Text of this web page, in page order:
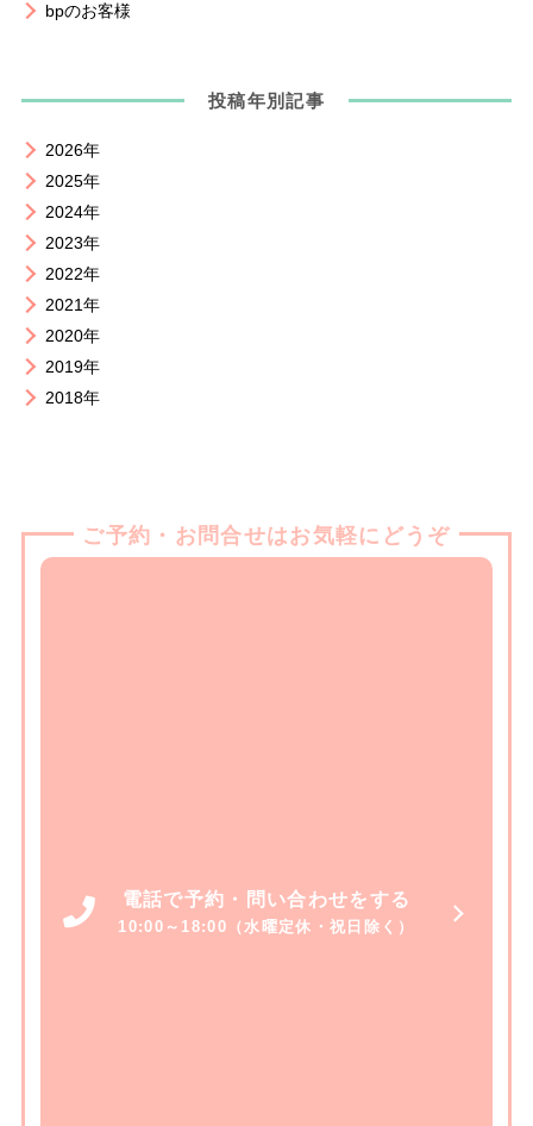
bpのお客様
投稿年別記事
2026年
2025年
2024年
2023年
2022年
2021年
2020年
2019年
2018年
ご予約・お問合せはお気軽にどうぞ
電話で予約・問い合わせをする
10:00～18:00（水曜定休・祝日除く）